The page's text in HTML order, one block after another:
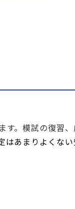
す。模試の復習
はあまりよくない